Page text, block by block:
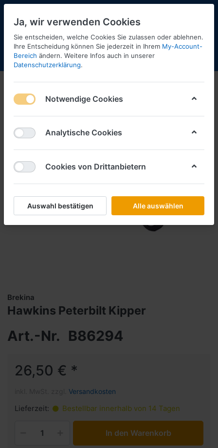
Menü Anmelden Shopaktualisierung
Brekina
Hawkins Peterbilt Kipper
Art.-Nr. B86294
26,50 € *
Versandkosten
Lieferzeit: Bestellbar innerhalb von 14 Tagen
In den Warenkorb
Ja, wir verwenden Cookies
Sie entscheiden, welche Cookies Sie zulassen oder ablehnen.
Ihre Entscheidung können Sie jederzeit in Ihrem My-Account-
Bereich ändern. Weitere Infos auch in unserer
Datenschutzerklärung.
Notwendige Cookies
Analytische Cookies
Cookies von Drittanbietern
Auswahl bestätigen Alle auswählen